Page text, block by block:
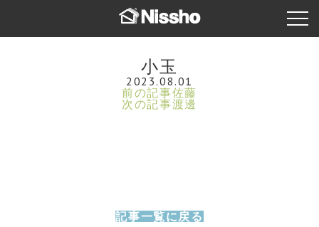
小玉
2023.08.01
前の記事佐藤
次の記事渡邊
記事一覧に戻る